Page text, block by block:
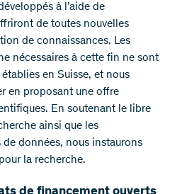
à l’aide de
de toutes nouvelles
de connaissances. Les
nécessaires à cette fin ne sont
en Suisse, et nous
en proposant une offre
En soutenant le libre
ainsi que les
de données, nous instaurons
la recherche.